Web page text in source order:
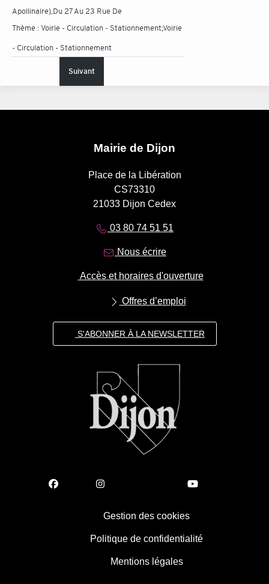
Apollinaire),Du 27 Au 23 Rue De
Thème :Voirie - Circulation - Stationnement;Voirie
- Circulation - Stationnement
Suivant
Mairie de Dijon
Place de la Libération
CS73310
21033 Dijon Cedex
03 80 74 51 51
Nous écrire
Accès et horaires d'ouverture
Offres d’emploi
S'ABONNER À LA NEWSLETTER
Gestion des cookies
Politique de confidentialité
Mentions légales